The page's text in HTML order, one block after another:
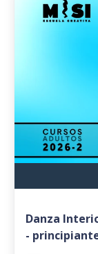
Danza
-